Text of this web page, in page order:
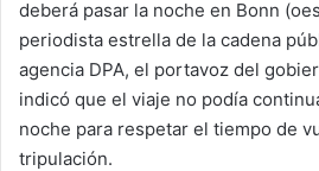
deberá pasar la noche en Bonn
periodista estrella de la cadena
agencia DPA, el portavoz del
indicó que el viaje no podía
noche para respetar el tiempo de
tripulación.